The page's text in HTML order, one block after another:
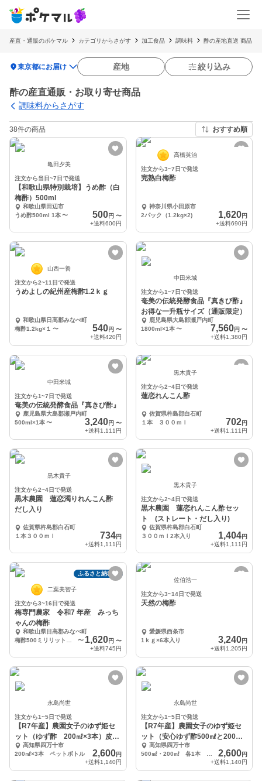
産直・通販のポケマル カテゴリからさがす 加工食品 調味料 酢の産地直送 商品
location_on東京都にお届け 産地 絞り込み
酢の産直通販・お取り寄せ商品
調味料からさがす
38件の商品 おすすめ順
亀田夕美
注文から当日~7日で発送
【和歌山県特別栽培】うめ酢（白
梅酢）500ml
和歌山県田辺市
うめ酢500ml 1本〜 500円 〜
+送料600円
高橋英治
注文から3~7日で発送
完熟白梅酢
神奈川県小田原市
2パック（1.2kg×2)
1,620円
+送料690円
山西一善
注文から2~11日で発送
うめよしの紀州産梅酢1.2ｋｇ
和歌山県日高郡みなべ町
梅酢1.2kg×１ 〜 540円 〜
+送料420円
中田米城
注文から1~7日で発送
奄美の伝統発酵食品『真きび酢』
お得な一升瓶サイズ（通販限定）
鹿児島県大島郡瀬戸内町
1800ml×1本 〜 7,560円 〜
+送料1,380円
中田米城
注文から1~7日で発送
奄美の伝統発酵食品『真きび酢』
鹿児島県大島郡瀬戸内町
500ml×1本〜 3,240円 〜
+送料1,111円
黒木貴子
注文から2~4日で発送
蓮恋れんこん酢
佐賀県杵島郡白石町
１本 ３００ｍｌ
702円
+送料1,111円
黒木貴子
注文から2~4日で発送
黒木農園 蓮恋濁りれんこん酢
だし入り
佐賀県杵島郡白石町
１本３００ｍｌ
734円
+送料1,111円
黒木貴子
注文から2~4日で発送
黒木農園 蓮恋れんこん酢セッ
ト (ストレート・だし入り)
佐賀県杵島郡白石町
３００ｍｌ2本入り
1,404円
+送料1,111円
ふるさと納税可
二葉美智子
注文から3~16日で発送
梅専門農家 令和7 年産 みっち
ゃんの梅酢
和歌山県日高郡みなべ町
〜 1,620円 〜
+送料745円
佐伯浩一
注文から3~14日で発送
天然の梅酢
愛媛県西条市
1ｋｇ×6本入り
3,240円
+送料1,205円
永島尚世
注文から1~5日で発送
【R7年産】農園女子のゆず姫セ
ット（ゆず酢 200㎖×3本）皮ま
で安心
高知県四万十市
200㎖×3本 ペットボトル
2,600円
+送料1,140円
永島尚世
注文から1~5日で発送
【R7年産】農園女子のゆず姫セ
ット（安心ゆず酢500㎖と200㎖
各1本高知県四万十市
2,600円
+送料1,140円